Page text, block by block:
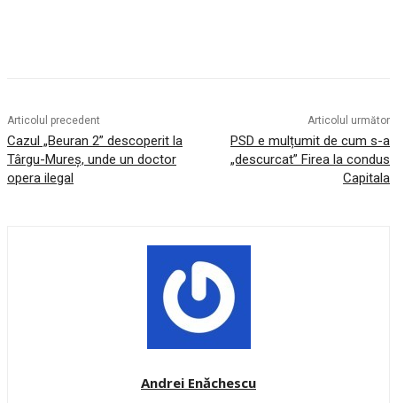
Articolul precedent
Cazul „Beuran 2” descoperit la
Târgu-Mureș, unde un doctor
opera ilegal
Articolul următor
PSD e mulțumit de cum s-a
„descurcat” Firea la condus
Capitala
Andrei Enăchescu